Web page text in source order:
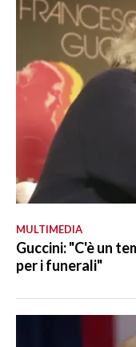
MULTIMEDIA
Guccini: "C'è un
per i funerali"